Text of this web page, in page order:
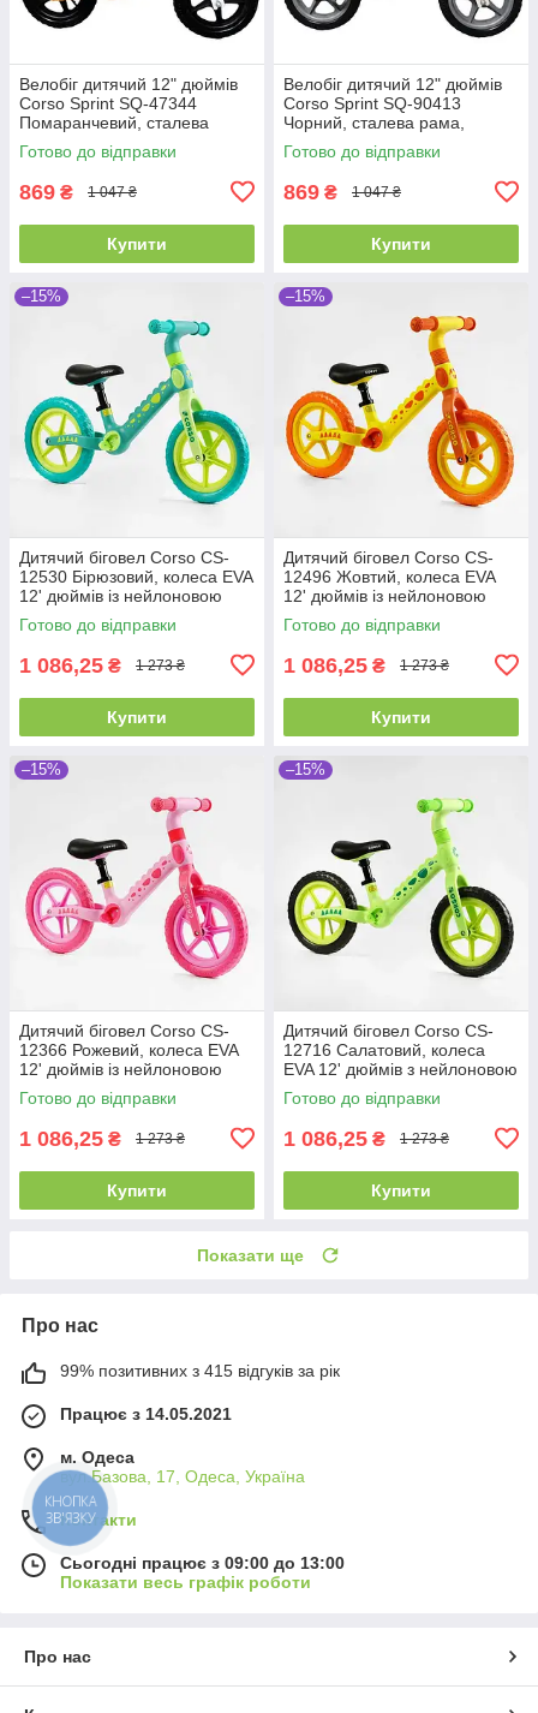
Велобіг дитячий 12" дюймів
Corso Sprint SQ-47344
Помаранчевий, сталева
рама, колеса EVA (піна),
підставка для ніжок, біговел
Готово до відправки
869 ₴ 1 047 ₴
Купити
Велобіг дитячий 12" дюймів
Corso Sprint SQ-90413
Чорний, сталева рама,
колеса EVA (піна), підставка
для ніжок, біговел
Готово до відправки
869 ₴ 1 047 ₴
Купити
–15%
Дитячий біговел Corso CS-
12530 Бірюзовий, колеса EVA
12' дюймів із нейлоновою
рамою та вилкою, велобіг
Готово до відправки
1 086,25 ₴ 1 273 ₴
Купити
–15%
Дитячий біговел Corso CS-
12496 Жовтий, колеса EVA
12' дюймів із нейлоновою
рамою та вилкою, велобіг
Готово до відправки
1 086,25 ₴ 1 273 ₴
Купити
–15%
Дитячий біговел Corso CS-
12366 Рожевий, колеса EVA
12' дюймів із нейлоновою
рамою та вилкою, велобіг
Готово до відправки
1 086,25 ₴ 1 273 ₴
Купити
–15%
Дитячий біговел Corso CS-
12716 Салатовий, колеса
EVA 12' дюймів з нейлоновою
рамою та вилкою, велобіг
Готово до відправки
1 086,25 ₴ 1 273 ₴
Купити
Показати ще
Про нас
99% позитивних з 415 відгуків за рік
Працює з 14.05.2021
м. Одеса
вул.Базова, 17, Одеса, Україна
Контакти
Сьогодні працює з 09:00 до 13:00
Показати весь графік роботи
Про нас
КНОПКА
ЗВ'ЯЗКУ